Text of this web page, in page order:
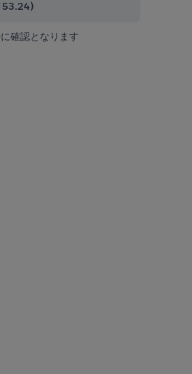
53.24)
確認となります